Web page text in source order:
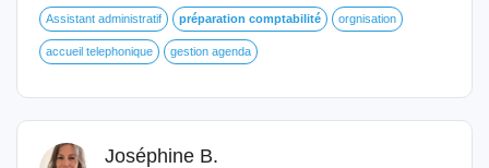
Assistant administratif préparation comptabilité orgnisation
accueil telephonique gestion agenda
Joséphine B.